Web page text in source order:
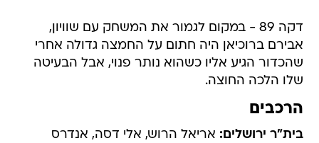
דקה 89 - במקום לגמור את המשחק עם שוויון,
אבירם ברוכיאן היה חתום על החמצה גדולה אחרי
שהכדור הגיע אליו כשהוא נותר פנוי, אבל הבעיטה
שלו הלכה החוצה.
הרכבים
בית"ר ירושלים: אריאל הרוש, אלי דסה, אנדרס